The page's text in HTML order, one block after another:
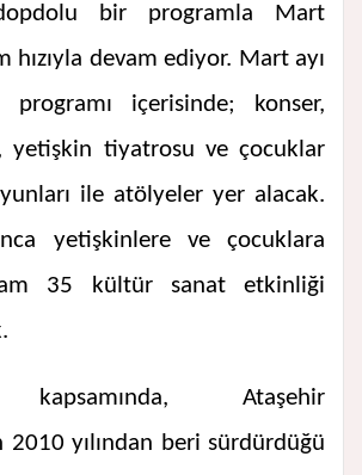
bir programla Mart
hızıyla devam ediyor. Mart ayı
içerisinde; konser,
yetişkin tiyatrosu ve çocuklar
ile atölyeler yer alacak.
yetişkinlere ve çocuklara
35 kültür sanat etkinliği
kapsamında, Ataşehir
2010 yılından beri sürdürdüğü